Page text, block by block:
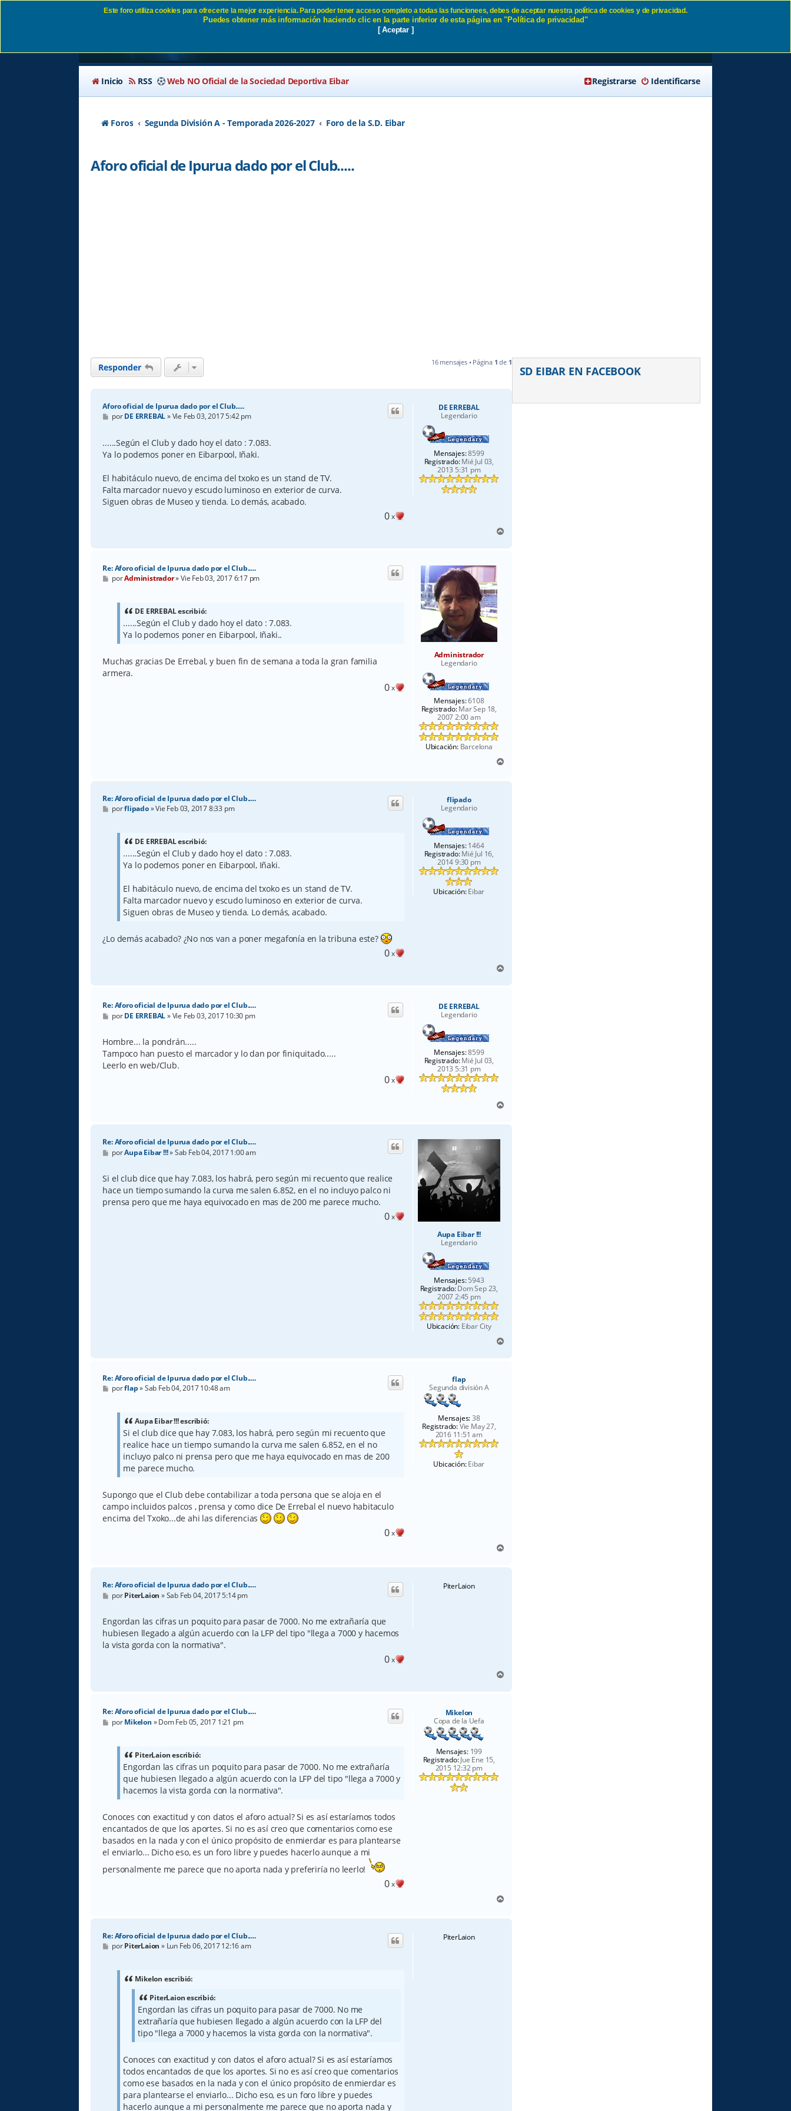
Aforo oficial de Ipurua dado por el Club..... SD Eibar
Inicio RSS Web NO Oficial de la Sociedad Deportiva Eibar Identificarse
Registrarse
Foros Segunda División A - Temporada 2026-2027 Foro de la S.D. Eibar
Aforo oficial de Ipurua dado por el Club.....
Responder 16 mensajes • Página 1 de 1
DE ERREBAL
Legendario
Mensajes:8599
Registrado:Mié Jul 03,
2013 5:31 pm
Aforo oficial de Ipurua dado por el Club.....
M
e
a
j
porDE ERREBAL»Vie Feb 03, 2017 5:42 pm
......Según el Club y dado hoy el dato : 7.083.
Ya lo podemos poner en Eibarpool, Iñaki.
El habitáculo nuevo, de encima del txoko es un stand de TV.
Falta marcador nuevo y escudo luminoso en exterior de curva.
Siguen obras de Museo y tienda. Lo demás, acabado.
0x
r
Administrador
Legendario
Mensajes:6108
Registrado:Mar Sep 18,
2007 2:00 am
Ubicación:Barcelona
Re: Aforo oficial de Ipurua dado por el Club.....
M
e
porAdministrador»Vie Feb 03, 2017 6:17 pm
DE ERREBAL escribió:
......Según el Club y dado hoy el dato : 7.083.
Ya lo podemos poner en Eibarpool, Iñaki..
Muchas gracias De Errebal, y buen fin de semana a toda la gran familia
armera.
0x
r
flipado
Legendario
Mensajes:1464
Registrado:Mié Jul 16,
2014 9:30 pm
Ubicación:Eibar
Re: Aforo oficial de Ipurua dado por el Club.....
M
e
porflipado»Vie Feb 03, 2017 8:33 pm
DE ERREBAL escribió:
......Según el Club y dado hoy el dato : 7.083.
Ya lo podemos poner en Eibarpool, Iñaki.
El habitáculo nuevo, de encima del txoko es un stand de TV.
Falta marcador nuevo y escudo luminoso en exterior de curva.
Siguen obras de Museo y tienda. Lo demás, acabado.
¿Lo demás acabado? ¿No nos van a poner megafonía en la tribuna este?
0x
r
DE ERREBAL
Legendario
Mensajes:8599
Registrado:Mié Jul 03,
2013 5:31 pm
Re: Aforo oficial de Ipurua dado por el Club.....
M
e
s
a
j
e
porDE ERREBAL»Vie Feb 03, 2017 10:30 pm
Hombre... la pondrán.....
Tampoco han puesto el marcador y lo dan por finiquitado.....
Leerlo en web/Club.
0x
r
Aupa Eibar !!!
Legendario
Mensajes:5943
Registrado:Dom Sep 23,
2007 2:45 pm
Ubicación:Eibar City
Re: Aforo oficial de Ipurua dado por el Club.....
M
e
s
a
j
e
porAupa Eibar !!!»Sab Feb 04, 2017 1:00 am
Si el club dice que hay 7.083, los habrá, pero según mi recuento que realice
hace un tiempo sumando la curva me salen 6.852, en el no incluyo palco ni
prensa pero que me haya equivocado en mas de 200 me parece mucho.
0x
r
flap
Segunda división A
Mensajes:38
Registrado:Vie May 27,
2016 11:51 am
Ubicación:Eibar
Re: Aforo oficial de Ipurua dado por el Club.....
M
e
porflap»Sab Feb 04, 2017 10:48 am
Aupa Eibar !!! escribió:
Si el club dice que hay 7.083, los habrá, pero según mi recuento que
realice hace un tiempo sumando la curva me salen 6.852, en el no
incluyo palco ni prensa pero que me haya equivocado en mas de 200
me parece mucho.
Supongo que el Club debe contabilizar a toda persona que se aloja en el
campo incluidos palcos , prensa y como dice De Errebal el nuevo habitaculo
encima del Txoko...de ahi las diferencias
0x
r
PiterLaion
Re: Aforo oficial de Ipurua dado por el Club.....
M
e
s
a
j
e
porPiterLaion »Sab Feb 04, 2017 5:14 pm
Engordan las cifras un poquito para pasar de 7000. No me extrañaría que
hubiesen llegado a algún acuerdo con la LFP del tipo "llega a 7000 y hacemos
la vista gorda con la normativa".
0x
r
Mikelon
Copa de la Uefa
Mensajes:199
Registrado:Jue Ene 15,
2015 12:32 pm
Re: Aforo oficial de Ipurua dado por el Club.....
M
e
porMikelon »Dom Feb 05, 2017 1:21 pm
PiterLaion escribió:
Engordan las cifras un poquito para pasar de 7000. No me extrañaría
que hubiesen llegado a algún acuerdo con la LFP del tipo "llega a 7000 y
hacemos la vista gorda con la normativa".
Conoces con exactitud y con datos el aforo actual? Si es así estaríamos todos
encantados de que los aportes. Si no es así creo que comentarios como ese
basados en la nada y con el único propósito de enmierdar es para plantearse
el enviarlo... Dicho eso, es un foro libre y puedes hacerlo aunque a mi
personalmente me parece que no aporta nada y preferiría no leerlo!
0x
r
PiterLaion
Re: Aforo oficial de Ipurua dado por el Club.....
M
e
porPiterLaion » Lun Feb 06, 2017 12:16 am
Mikelon escribió:
PiterLaion escribió:
Engordan las cifras un poquito para pasar de 7000. No me
extrañaría que hubiesen llegado a algún acuerdo con la LFP del
tipo "llega a 7000 y hacemos la vista gorda con la normativa".
Conoces con exactitud y con datos el aforo actual? Si es así estaríamos
todos encantados de que los aportes. Si no es así creo que comentarios
como ese basados en la nada y con el único propósito de enmierdar es
para plantearse el enviarlo... Dicho eso, es un foro libre y puedes
hacerlo aunque a mi personalmente me parece que no aporta nada y
SD EIBAR EN FACEBOOK
Este foro utiliza cookies para ofrecerte la mejor experiencia. Para poder tener acceso completo a todas las funcionees, debes de aceptar nuestra política de cookies y de privacidad.
Puedes obtener más información haciendo clic en la parte inferior de esta página en "Política de privacidad"
[ Aceptar ]